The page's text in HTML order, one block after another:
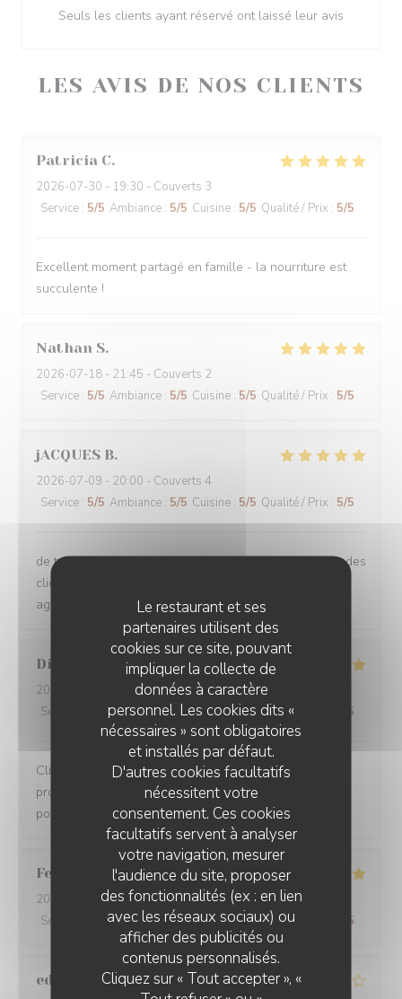
Le restaurant et ses
partenaires utilisent des
cookies sur ce site, pouvant
impliquer la collecte de
données à caractère
personnel. Les cookies dits «
nécessaires » sont obligatoires
et installés par défaut.
D'autres cookies facultatifs
nécessitent votre
consentement. Ces cookies
facultatifs servent à analyser
votre navigation, mesurer
l'audience du site, proposer
des fonctionnalités (ex : en lien
avec les réseaux sociaux) ou
afficher des publicités ou
contenus personnalisés.
Cliquez sur « Tout accepter », «
LES AVIS DE NOS CLIENTS
Patricia C
2026-07-30 - 19:30 - Couverts 3
Service : 5/5 Ambiance : 5/5 Cuisine : 5/5 Qualité / Prix : 5/5
Excellent moment partagé en famille - la nourriture est
succulente !
Nathan S
2026-07-18 - 21:45 - Couverts 2
Service : 5/5 Ambiance : 5/5 Cuisine : 5/5 Qualité / Prix : 5/5
jACQUES B
2026-07-09 - 20:00 - Couverts 4
Service : 5/5 Ambiance : 5/5 Cuisine : 5/5 Qualité / Prix : 5/5
de très bon professionnels très avenants et à l'écoute des
clients. Plats variés et très abondants. Un moment très
agréable à passer sur la terrasse extérieure.
Diana
2026-07-06
- 12:00 - Couverts 3
Service
Ambiance: 5 /5 Cuisine: 5/5 Qualité / Prix /5
Clients depuis plusieurs années. Qualité,
professionnalisme, prix compétitifs. Gentillesse. Enfin tt
pour rester clients. N hésitez pas surtout
Federico
2026-07-05- 21:30 - Couverts 2
Service
Ambiance :5/5 Cuisine: 5/5 Qualité / Prix /5
edmond D
Seuls les clients ayant réservé ont laissé leur avis
LE CHALET DE NEUILLY